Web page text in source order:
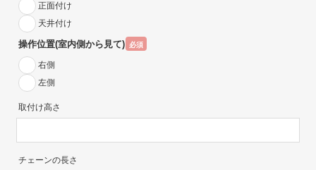
正面付け
天井付け
操作位置(室内側から見て) 必須
右側
左側
取付け高さ
チェーンの長さ